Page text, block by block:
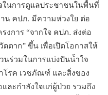
ในการดูแลประชาชนในพื้นที่
น คปภ. มีความห่วงใย ต่อ
งการ “จากใจ คปภ. ส่งต่อ
ตาก” ขึ้น เพื่อเปิดโอกาสให้
นร่วมในการแบ่งปันน้ำใจ
โรค เวชภัณฑ์ และสิ่งของ
และกำลังใจแก่ผู้ป่วย รวมถึง